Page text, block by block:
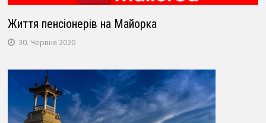
Життя пенсіонерів на Майорка
30. Червня 2020